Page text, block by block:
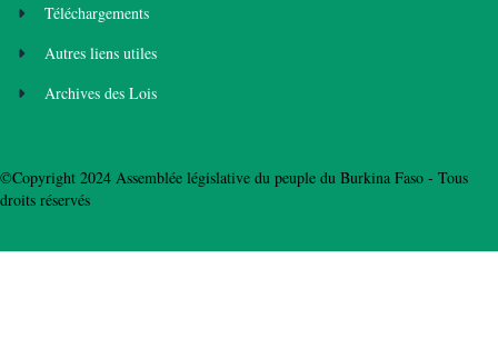
Téléchargements
Autres liens utiles
Archives des Lois
©Copyright 2024 Assemblée législative du peuple du Burkina Faso - Tous
droits réservés